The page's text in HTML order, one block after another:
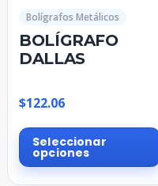
Bolígrafos Metálicos
BOLÍGRAFO
DALLAS
$122.06
Seleccionar
opciones